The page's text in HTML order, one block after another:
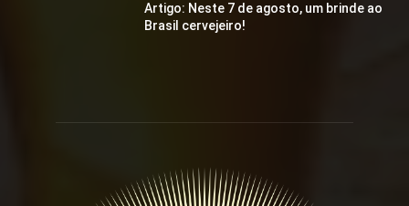
Artigo: Neste 7 de agosto, um brinde ao
Brasil cervejeiro!